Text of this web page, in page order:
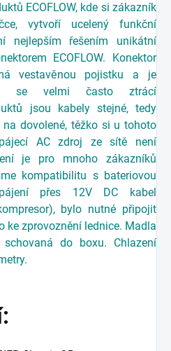
ECOFLOW, kde si zákazník
vytvoří ucelený funkční
nejlepším řešením unikátní
ECOFLOW. Konektor
vestavěnou pojistku a je
se velmi často ztrácí
jsou kabely stejné, tedy
dovolené, těžko si u tohoto
AC zdroj ze sítě není
je pro mnoho zákazníků
kompatibilitu s bateriovou
přes 12V DC kabel
bylo nutné připojit
ke zprovoznění lednice. Madla
do boxu. Chlazení